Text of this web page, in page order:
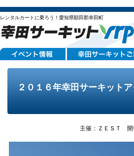
レンタルカートに乗ろう！愛知県額田郡幸田町
２０１６年幸田サーキッ
主催：ＺＥＳＴ